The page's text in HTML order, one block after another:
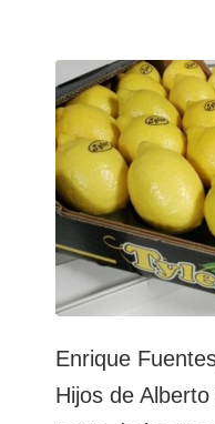
Enrique
Hijos de